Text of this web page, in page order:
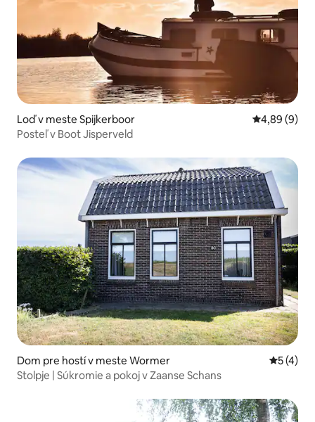
Loď v meste Spijkerboor Priemerné
4,89 (9)
Posteľ v Boot Jisperveld
Dom pre hostí v meste Wormer
5 (4)
Stolpje | Súkromie a pokoj v Zaanse Schans